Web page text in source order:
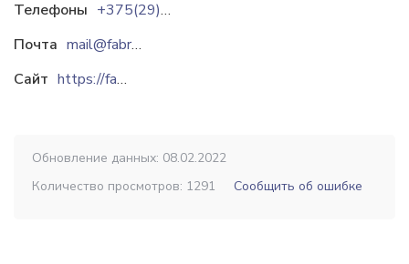
Телефоны
+375(29)806-05-67
Почта
mail@fabrikadomov.by
Сайт
https://fabrikadomov.by
Обновление данных: 08.02.2022
Количество просмотров: 1291
Сообщить об ошибке